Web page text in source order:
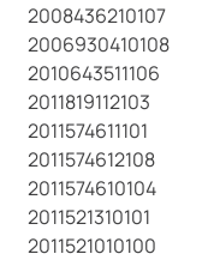
2008436210107
2006930410108
2010643511106
2011819112103
2011574611101
2011574612108
2011574610104
2011521310101
2011521010100